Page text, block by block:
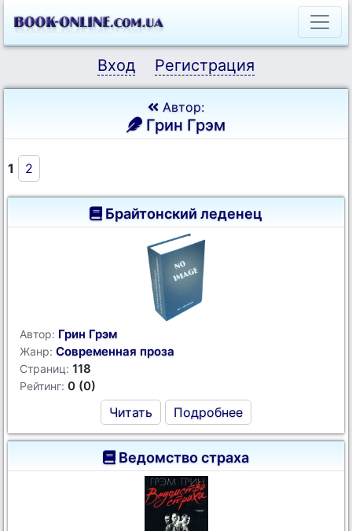
Вход Регистрация
Автор:
Грин Грэм
1 2
Брайтонский леденец
Автор: Грин Грэм
Жанр: Современная проза
Страниц: 118
Рейтинг: 0 (0)
Читать Подробнее
Ведомство страха